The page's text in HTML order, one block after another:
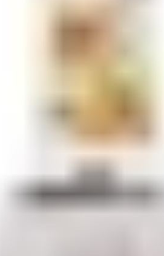
phân khúc máy xay gia đình,
thiết kế sang trọng, động cơ
lại trải nghiệm tiện nghi và hiện đại